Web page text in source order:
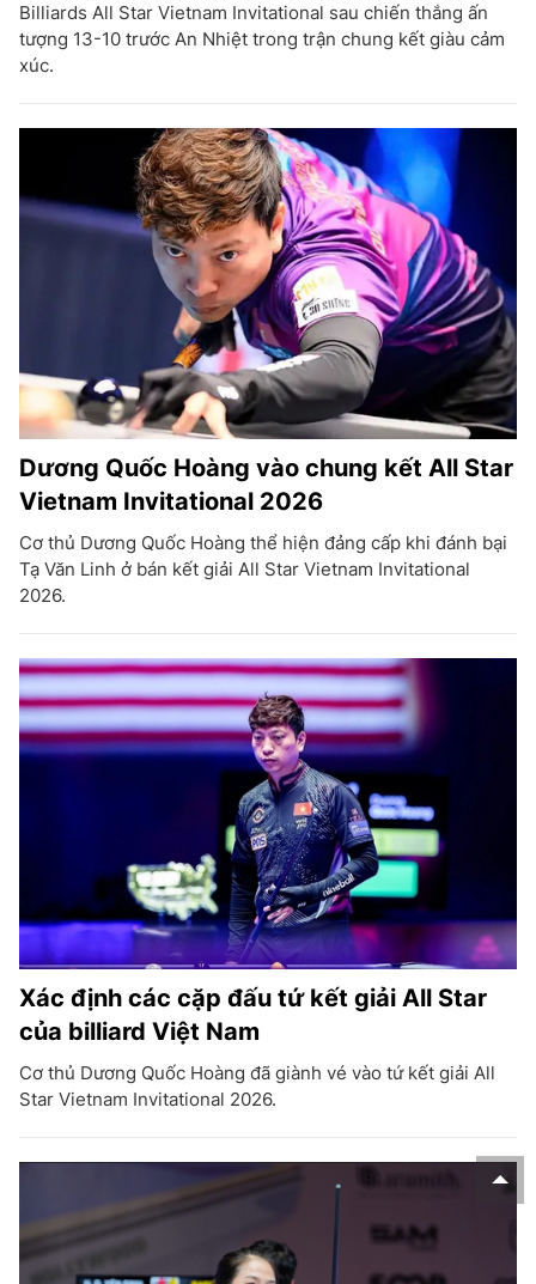
Billiards All Star Vietnam Invitational sau chiến thắng ấn
tượng 13-10 trước An Nhiệt trong trận chung kết giàu cảm
xúc.
Dương Quốc Hoàng vào chung kết All Star
Vietnam Invitational 2026
Cơ thủ Dương Quốc Hoàng thể hiện đảng cấp khi đánh bại
Tạ Văn Linh ở bán kết giải All Star Vietnam Invitational
2026.
Xác định các cặp đấu tứ kết giải All Star
của billiard Việt Nam
Cơ thủ Dương Quốc Hoàng đã giành vé vào tứ kết giải All
Star Vietnam Invitational 2026.